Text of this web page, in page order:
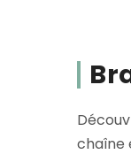
chaîne